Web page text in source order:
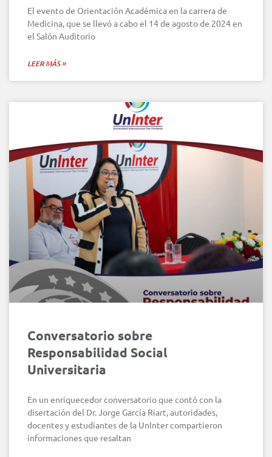
El evento de Orientación Académica en la carrera de
Medicina, que se llevó a cabo el 14 de agosto de 2024 en
el Salón Auditorio
LEER MÁS »
Conversatorio sobre
Responsabilidad Social
Universitaria
En un enriquecedor conversatorio que contó con la
disertación del Dr. Jorge García Riart, autoridades,
docentes y estudiantes de la UnInter compartieron
informaciones que resaltan